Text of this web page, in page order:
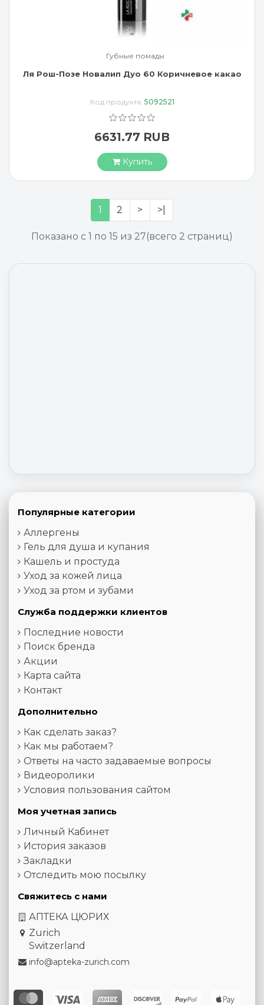
Губные помады
Ля Рош-Позе Новалип Дуо 60 Коричневое какао
Код продукта: 5092521
6631.77 RUB
Купить
1 2 > >|
Показано с 1 по 15 из 27(всего 2 страниц)
Популярные категории
Аллергены
Гель для душа и купания
Кашель и простуда
Уход за кожей лица
Уход за ртом и зубами
Служба поддержки клиентов
Последние новости
Поиск бренда
Акции
Карта сайта
Контакт
Дополнительно
Как сделать заказ?
Как мы работаем?
Ответы на часто задаваемые вопросы
Видеоролики
Условия пользования сайтом
Моя учетная запись
Личный Кабинет
История заказов
Закладки
Отследить мою посылку
Свяжитесь с нами
АПТЕКА ЦЮРИХ
Zurich
Switzerland
info@apteka-zurich.com